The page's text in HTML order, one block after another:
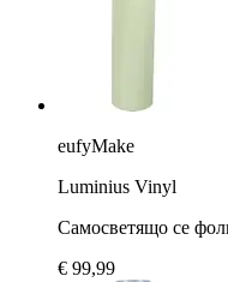
eufyMake
Luminius Vinyl
Самосветящо се
€ 99,99